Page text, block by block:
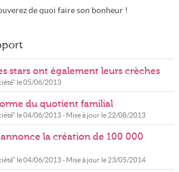
de quoi faire son bonheur !
stars ont également leurs crèches
" le05/06/2013
du quotient familial
" le04/06/2013- Mise à jour le 22/08/2013
la création de 100 000
" le04/06/2013- Mise à jour le 23/05/2014